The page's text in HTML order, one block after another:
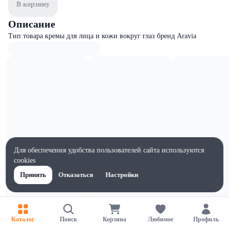
В корзину
Описание
Тип товара кремы для лица и кожи вокруг глаз бренд Aravia
Характеристики
Ширина, мм
Каталог Поиск Корзина Любимое Профиль
Для обеспечения удобства пользователей сайта используются
cookies
Принять
Отказаться Настройки